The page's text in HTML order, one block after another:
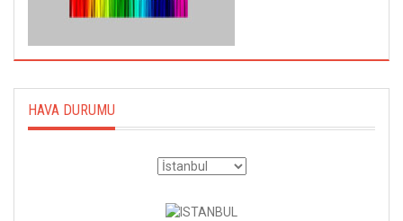
HAVA DURUMU